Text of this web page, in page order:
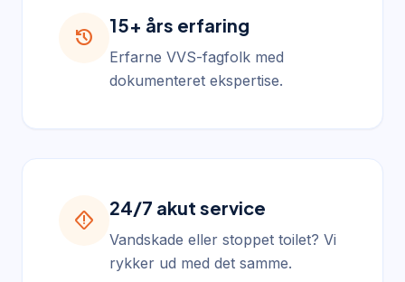
history
15+ års erfaring
Erfarne VVS-fagfolk med
dokumenteret ekspertise.
emergency_home
24/7 akut service
Vandskade eller stoppet toilet? Vi
rykker ud med det samme.